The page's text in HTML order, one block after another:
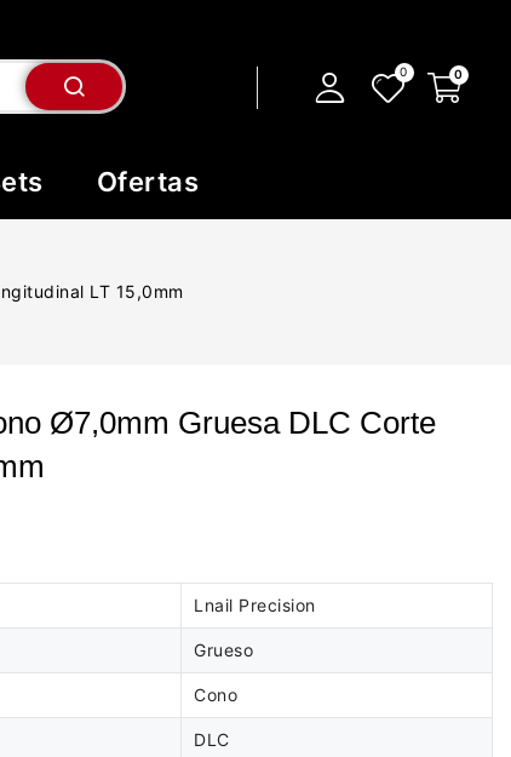
Ofertas
LT 15,0mm
Ø7,0mm Gruesa DLC Corte
Lnail Precision
Grueso
Cono
DLC